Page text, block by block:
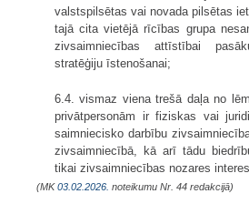
valstspilsētas vai novada pilsētas
tajā cita vietējā rīcības grupa
zivsaimniecības attīstībai
stratēģiju īstenošanai;
6.4. vismaz viena trešā daļa no
privātpersonām ir fiziskas vai
saimniecisko darbību
zivsaimniecībā, kā arī tādu
tikai zivsaimniecības nozares
(MK03.02.2026. noteikumu Nr. 44 redakcijā)